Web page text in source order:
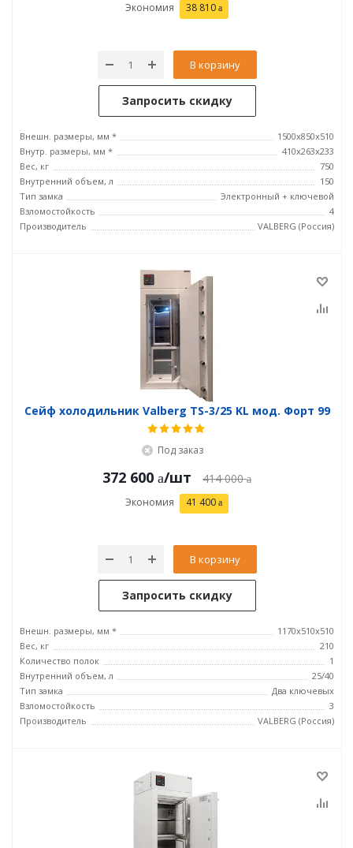
Экономия 38 810
В корзину
Запросить скидку
Внешн. размеры, мм *
1500x850x510
Внутр. размеры, мм *
410x263x233
Вес, кг
750
Внутренний объем, л
150
Тип замка
Электронный + ключевой
Взломостойкость
4
Производитель
VALBERG (Россия)
Сейф холодильник Valberg TS-3/25 KL мод. Форт 99
Под заказ
372 600 /шт 414 000
Экономия 41 400
В корзину
Запросить скидку
Внешн. размеры, мм *
1170x510x510
Вес, кг
210
Количество полок
1
Внутренний объем, л
25/40
Тип замка
Два ключевых
Взломостойкость
3
Производитель
VALBERG (Россия)